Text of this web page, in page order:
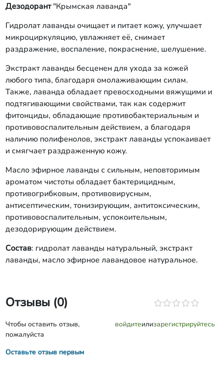
Дезодорант"Крымская лаванда"
Гидролат лаванды очищает и питает кожу, улучшает
микроциркуляцию, увлажняет её, снимает
раздражение, воспаление, покраснение, шелушение.
Экстракт лаванды бесценен для ухода за кожей
любого типа, благодаря омолаживающим силам.
Также, лаванда обладает превосходными вяжущими и
подтягивающими свойствами, так как содержит
фитонциды, обладающие противобактериальным и
противовоспалительным действием, а благодаря
наличию полифенолов, экстракт лаванды успокаивает
и смягчает раздраженную кожу.
Масло эфирное лаванды с сильным, неповторимым
ароматом чистоты обладает бактерицидным,
противогрибковым, противовирусным,
антисептическим, тонизирующим, антитоксическим,
противовоспалительным, успокоительным,
дезодорирующим действием.
Состав: гидролат лаванды натуральный, экстракт
лаванды, масло эфирное лавандовое натуральное.
Отзывы (0)
Чтобы оставить отзыв,
пожалуйста
войдитеилизарегистрируйтесь
Оставьте отзыв первым